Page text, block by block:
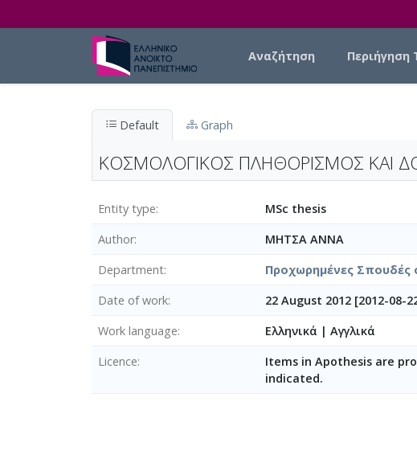
Αναζήτηση Περιήγηση
Default Graph
ΚΟΣΜΟΛΟΓΙΚΟΣ ΠΛΗΘΟΡΙΣΜΟΣ ΚΑΙ
Entity type
MSc thesis
Author
ΜΗΤΣΑ ΑΝΝΑ
Department
Προχωρημένες
Date of work
22 August 2012 [2012-08-
Work language
Ελληνικά | Αγγλικά
Licence
Items in Apothesis are
indicated.